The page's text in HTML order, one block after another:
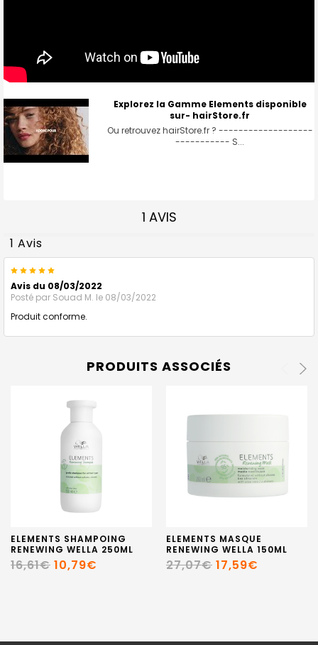
Explorez la Gamme Elements disponible
sur- hairStore.fr
Ou retrouvez hairStore.fr ? -------------------
----------- S...
1 AVIS
1 Avis
5
Avis du 08/03/2022
Posté par Souad M. le 08/03/2022
Produit conforme.
PRODUITS ASSOCIÉS
ELEMENTS SHAMPOING
RENEWING WELLA 250ML
16,61€ 10,79€
ELEMENTS MASQUE
RENEWING WELLA 150ML
27,07€ 17,59€